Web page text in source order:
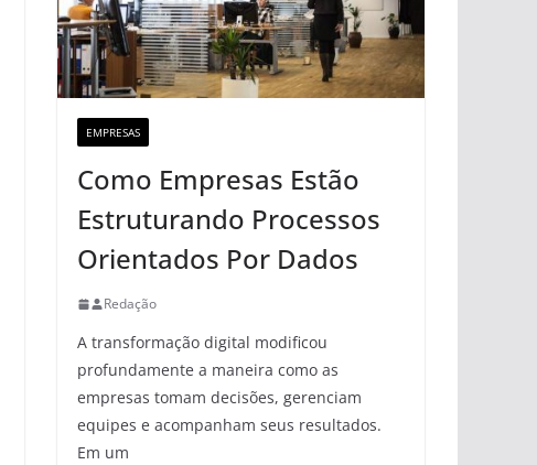
EMPRESAS
Como Empresas Estão
Estruturando Processos
Orientados Por Dados
Redação
A transformação digital modificou
profundamente a maneira como as
empresas tomam decisões, gerenciam
equipes e acompanham seus resultados.
Em um